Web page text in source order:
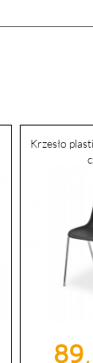
Krzesło
89